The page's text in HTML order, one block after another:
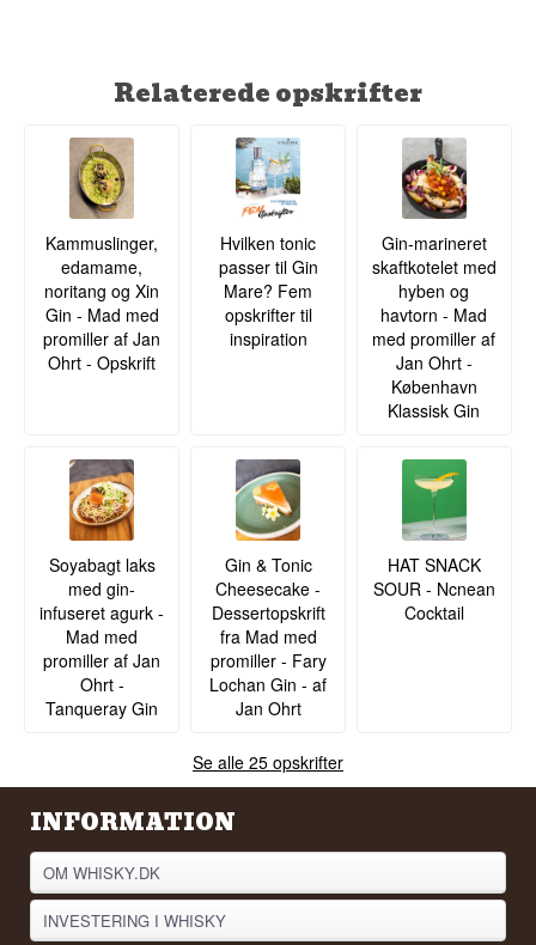
Relaterede opskrifter
Kammuslinger,
edamame,
noritang og Xin
Gin - Mad med
promiller af Jan
Ohrt - Opskrift
Hvilken tonic
passer til Gin
Mare? Fem
opskrifter til
inspiration
Gin-marineret
skaftkotelet med
hyben og
havtorn - Mad
med promiller af
Jan Ohrt -
København
Klassisk Gin
Soyabagt laks
med gin-
infuseret agurk -
Mad med
promiller af Jan
Ohrt -
Tanqueray Gin
Gin & Tonic
Cheesecake -
Dessertopskrift
fra Mad med
promiller - Fary
Lochan Gin - af
Jan Ohrt
HAT SNACK
SOUR - Ncnean
Cocktail
Se alle 25 opskrifter
INFORMATION
OM WHISKY.DK
INVESTERING I WHISKY